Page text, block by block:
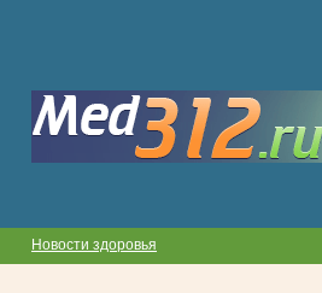
Новости здоровья